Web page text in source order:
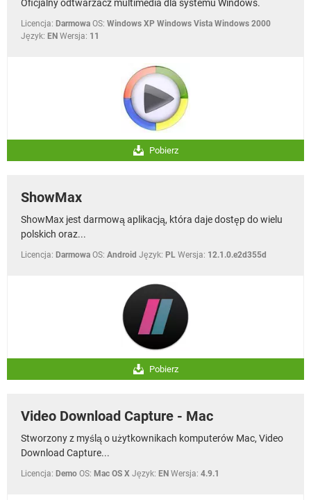
WINDOWS 10
Oficjalny odtwarzacz multimedia dla systemu Windows.
Licencja: Darmowa OS: Windows XP Windows Vista Windows 2000
Język: EN Wersja: 11
Pobierz
ShowMax
ShowMax jest darmową aplikacją, która daje dostęp do wielu
polskich oraz...
Licencja: Darmowa OS: Android Język: PL Wersja: 12.1.0.e2d355d
Pobierz
Video Download Capture - Mac
Stworzony z myślą o użytkownikach komputerów Mac, Video
Download Capture...
Licencja: Demo OS: Mac OS X Język: EN Wersja: 4.9.1